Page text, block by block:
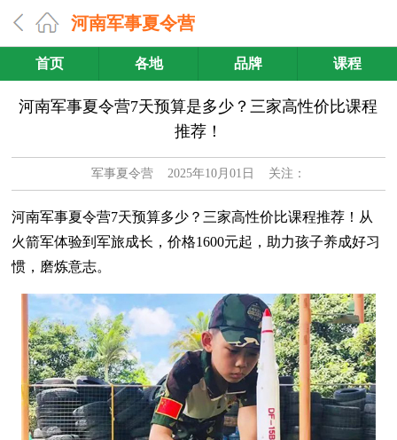
河南军事夏令营
首页 各地 品牌 课程
河南军事夏令营7天预算是多少？三家高性价比课程
推荐！
军事夏令营2025年10月01日 关注：
河南军事夏令营7天预算多少？三家高性价比课程推荐！从
火箭军体验到军旅成长，价格1600元起，助力孩子养成好习
惯，磨炼意志。